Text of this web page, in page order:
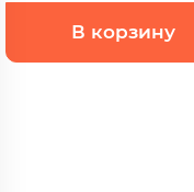
В корзину